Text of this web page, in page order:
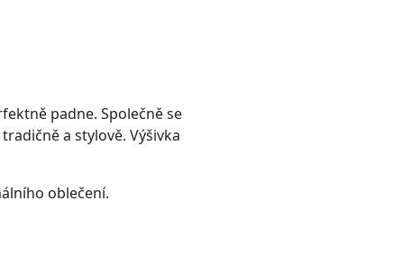
padne. Společně se
a stylově. Výšivka
oblečení.